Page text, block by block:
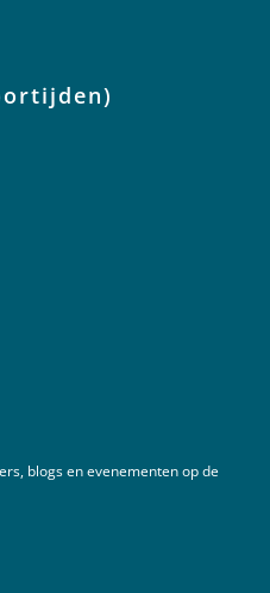
blogs en evenementen op de